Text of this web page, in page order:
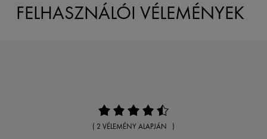
FELHASZNÁLÓI VÉLEMÉNYEK
( 2 VÉLEMÉNY ALAPJÁN )